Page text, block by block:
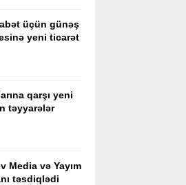
üçün günəş
yeni ticarət
qarşı yeni
təyyarələr
Media və Yayım
təsdiqlədi